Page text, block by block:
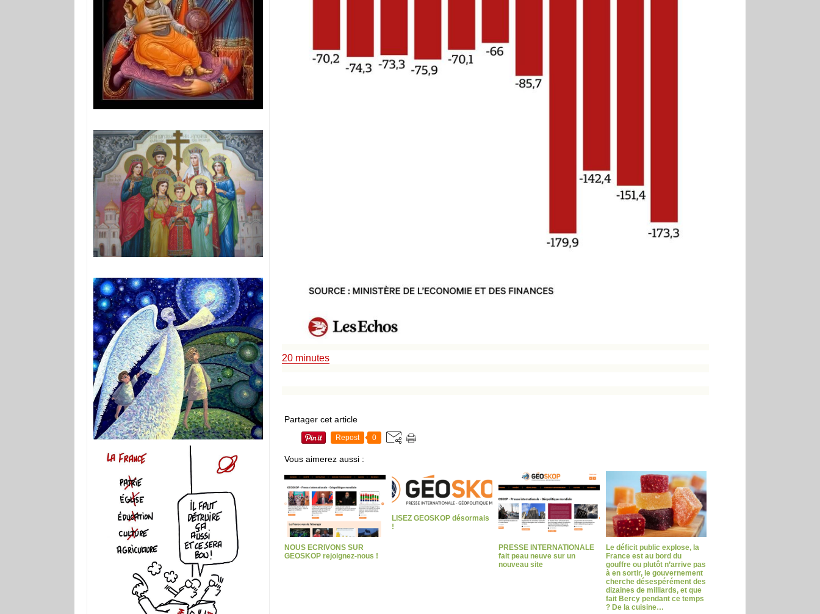
20 minutes
Partager cet article
Repost 0
Vous aimerez aussi :
NOUS ECRIVONS SUR
GEOSKOP rejoignez-nous !
LISEZ GEOSKOP désormais
!
PRESSE INTERNATIONALE
fait peau neuve sur un
nouveau site
Le déficit public explose, la
France est au bord du
gouffre ou plutôt n’arrive pas
à en sortir, le gouvernement
cherche désespérément des
dizaines de milliards, et que
fait Bercy pendant ce temps
? De la cuisine…